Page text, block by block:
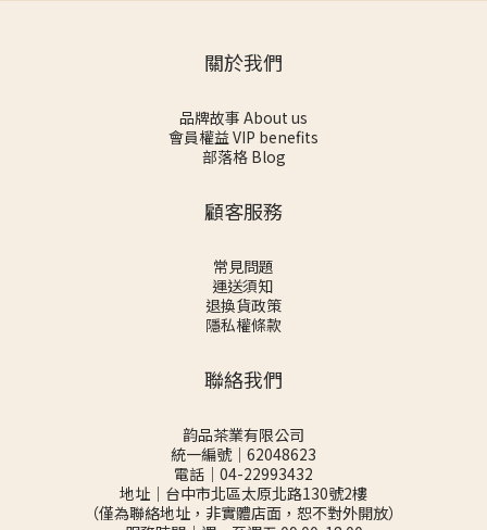
關於我們
品牌故事 About us
會員權益 VIP benefits
部落格 Blog
顧客服務
常見問題
運送須知
退換貨政策
隱私權條款
聯絡我們
韵品茶業有限公司
統一編號｜62048623
電話｜04-22993432
地址｜台中市北區太原北路130號2樓
（僅為聯絡地址，非實體店面，恕不對外開放）